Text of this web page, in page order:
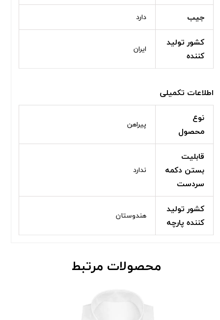
جیب دارد
کشور تولید
کننده
ایران
اطلاعات تکمیلی
نوع
محصول
پیراهن
قابلیت
بستن دکمه
سردست
ندارد
کشور تولید
کننده پارچه
هندوستان
محصولات مرتبط